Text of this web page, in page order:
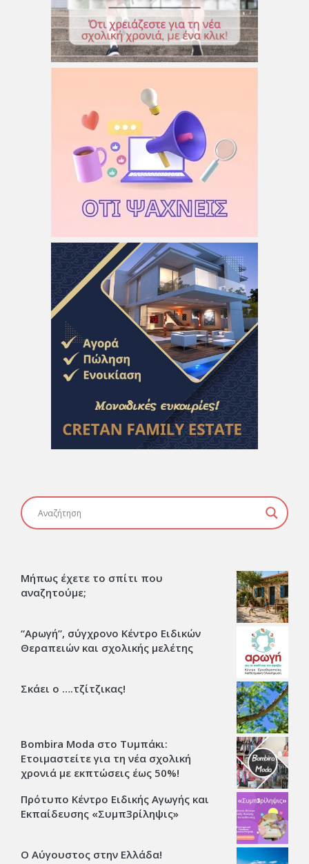
Μήπως έχετε το σπίτι που
αναζητούμε;
“Αρωγή”, σύγχρονο Κέντρο Ειδικών
Θεραπειών και σχολικής μελέτης
Σκάει ο ….τζίτζικας!
Bombira Moda στο Τυμπάκι:
Ετοιμαστείτε για τη νέα σχολική
χρονιά με εκπτώσεις έως 50%!
Πρότυπο Κέντρο Ειδικής Αγωγής και
Εκπαίδευσης «Συμπ3ρίληψις»
Ο Αύγουστος στην Ελλάδα!